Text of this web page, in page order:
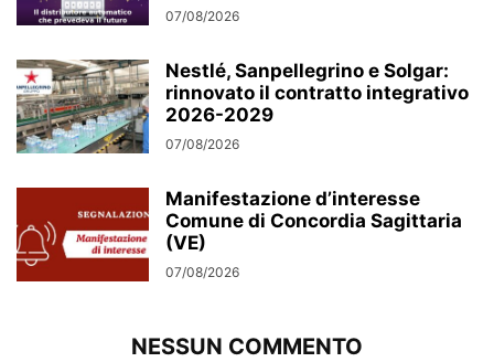
07/08/2026
Nestlé, Sanpellegrino e Solgar:
rinnovato il contratto integrativo
2026-2029
07/08/2026
Manifestazione d’interesse
Comune di Concordia Sagittaria
(VE)
07/08/2026
NESSUN COMMENTO